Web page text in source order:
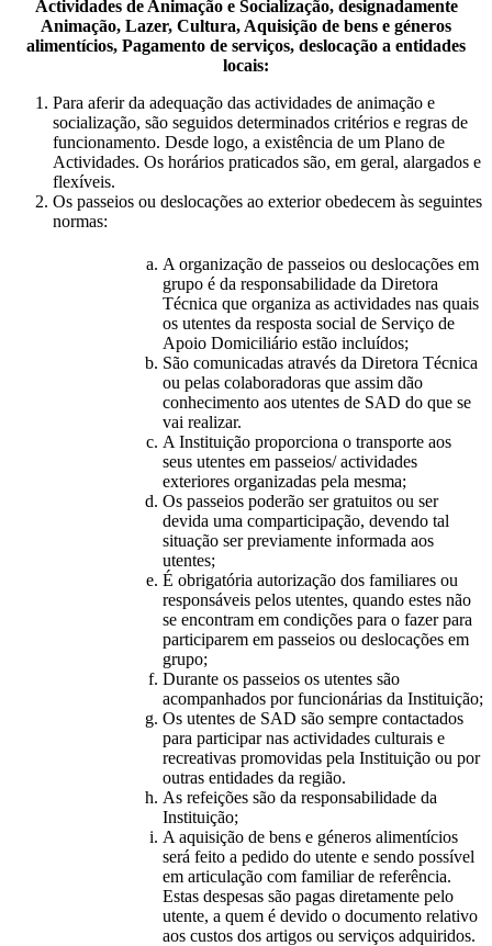
Actividades de Animação e Socialização, designadamente
Animação, Lazer, Cultura, Aquisição de bens e géneros
alimentícios, Pagamento de serviços, deslocação a entidades
locais:
Para aferir da adequação das actividades de animação e
socialização, são seguidos determinados critérios e regras de
funcionamento. Desde logo, a existência de um Plano de
Actividades. Os horários praticados são, em geral, alargados e
flexíveis.
Os passeios ou deslocações ao exterior obedecem às seguintes
normas:
A organização de passeios ou deslocações em
grupo é da responsabilidade da Diretora
Técnica que organiza as actividades nas quais
os utentes da resposta social de Serviço de
Apoio Domiciliário estão incluídos;
São comunicadas através da Diretora Técnica
ou pelas colaboradoras que assim dão
conhecimento aos utentes de SAD do que se
vai realizar.
A Instituição proporciona o transporte aos
seus utentes em passeios/ actividades
exteriores organizadas pela mesma;
Os passeios poderão ser gratuitos ou ser
devida uma comparticipação, devendo tal
situação ser previamente informada aos
utentes;
É obrigatória autorização dos familiares ou
responsáveis pelos utentes, quando estes não
se encontram em condições para o fazer para
participarem em passeios ou deslocações em
grupo;
Durante os passeios os utentes são
acompanhados por funcionárias da Instituição;
Os utentes de SAD são sempre contactados
para participar nas actividades culturais e
recreativas promovidas pela Instituição ou por
outras entidades da região.
As refeições são da responsabilidade da
Instituição;
A aquisição de bens e géneros alimentícios
será feito a pedido do utente e sendo possível
em articulação com familiar de referência.
Estas despesas são pagas diretamente pelo
utente, a quem é devido o documento relativo
aos custos dos artigos ou serviços adquiridos.